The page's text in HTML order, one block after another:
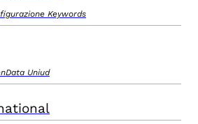
Keywords
Uniud